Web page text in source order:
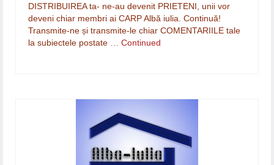
DISTRIBUIREA ta- ne-au devenit PRIETENI, unii vor
deveni chiar membri ai CARP Albă iulia. Continuă!
Transmite-ne și transmite-le chiar COMENTARIILE tale
la subiectele postate … Continued